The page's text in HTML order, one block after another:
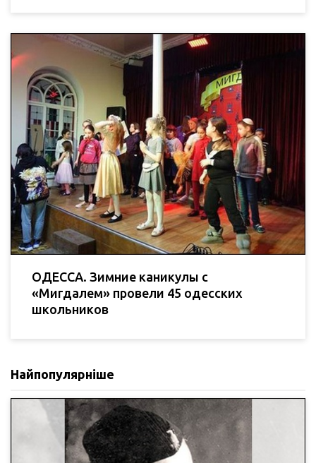
ОДЕССА. Зимние каникулы с
«Мигдалем» провели 45 одесских
школьников
Найпопулярніше